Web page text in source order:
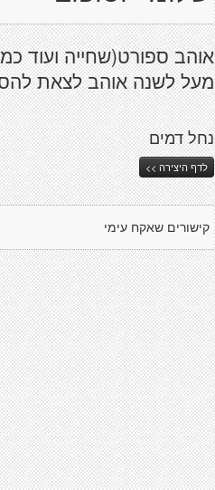
אוהב ספורט(שחייה ועוד
מעל לשנה אוהב לצאת
נחל דמים
לדף היצירה >>
קישורים שאקח עימי